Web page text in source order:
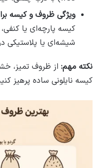
ویژگی ظروف و کیسه
کیسه پارچه‌ای یا
شیشه‌ای یا پلاستیکی
نکته مهم: از ظروف تمیز،
کیسه‌ نایلونی ساده پرهیز